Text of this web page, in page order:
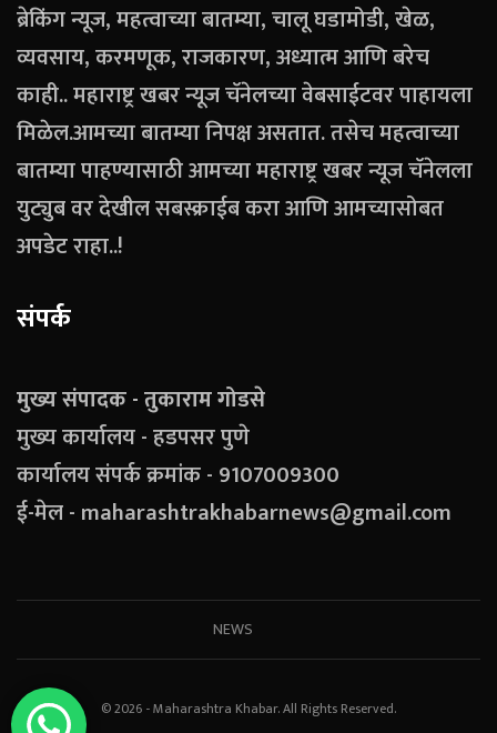
ब्रेकिंग न्यूज, महत्वाच्या बातम्या, चालू घडामोडी, खेळ,
व्यवसाय, करमणूक, राजकारण, अध्यात्म आणि बरेच
काही.. महाराष्ट्र खबर न्यूज चॅनेलच्या वेबसाईटवर पाहायला
मिळेल.आमच्या बातम्या निपक्ष असतात. तसेच महत्वाच्या
बातम्या पाहण्यासाठी आमच्या महाराष्ट्र खबर न्यूज चॅनेलला
युट्युब वर देखील सबस्क्राईब करा आणि आमच्यासोबत
अपडेट राहा..!
संपर्क
मुख्य संपादक - तुकाराम गोडसे
मुख्य कार्यालय - हडपसर पुणे
कार्यालय संपर्क क्रमांक - 9107009300
ई-मेल - maharashtrakhabarnews@gmail.com
NEWS
© 2026 - Maharashtra Khabar. All Rights Reserved.